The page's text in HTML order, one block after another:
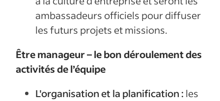
ambassadeurs officiels pour diffuser
les futurs projets et missions.
Être manageur – le bon déroulement des
activités de l’équipe
L'organisation et la planification : les